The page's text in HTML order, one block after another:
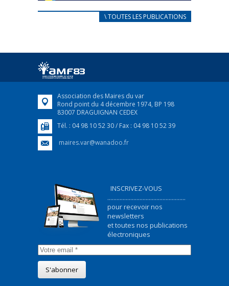
CARNET D’ACCUEIL
Afin d’accompagner au mieux les réfugiés
FEUILLETER
\ TOUTES LES PUBLICATIONS
Association des Maires du var
Rond point du 4 décembre 1974, BP 198
83007 DRAGUIGNAN CEDEX
Tél. : 04 98 10 52 30 / Fax : 04 98 10 52 39
maires.var@wanadoo.fr
INSCRIVEZ-VOUS
...................................................
pour recevoir nos
newsletters
et toutes nos publications
électroniques